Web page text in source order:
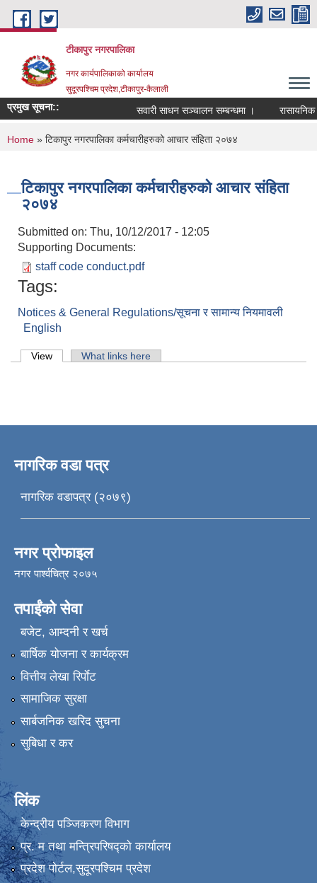
Skip to main content
टीकापुर नगरपालिका
नगर कार्यपालिकाको कार्यालय
सुदूरपश्चिम प्रदेश,टीकापुर-कैलाली
प्रमुख सूचना:: सवारी साधन सञ्चालन सम्बन्धमा । रासायनिक
You are here
Home » टिकापुर नगरपालिका कर्मचारीहरुको आचार संहिता २०७४
टिकापुर नगरपालिका कर्मचारीहरुको आचार संहिता
२०७४
Submitted on: Thu, 10/12/2017 - 12:05
Supporting Documents:
staff code conduct.pdf
Tags:
Notices & General Regulations/सूचना र सामान्य नियमावली
English
Primary tabs
View (active tab)What links here
नागरिक वडा पत्र
नागरिक वडापत्र (२०७९)
नगर प्रोफाइल
नगर पार्श्वचित्र २०७५
तपाईंको सेवा
बजेट, आम्दनी र खर्च
बार्षिक योजना र कार्यक्रम
वित्तीय लेखा रिर्पाेट
सामाजिक सुरक्षा
सार्बजनिक खरिद सुचना
सुबिधा र कर
लिंक
केन्द्रीय पञ्जिकरण विभाग
प्र. म तथा मन्त्रिपरिषद्को कार्यालय
प्रदेश पाेर्टल,सुदूरपश्चिम प्रदेश